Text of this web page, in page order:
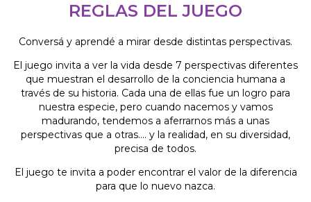
REGLAS DEL JUEGO
Conversá y aprendé a mirar desde distintas perspectivas.
El juego invita a ver la vida desde 7 perspectivas diferentes
que muestran el desarrollo de la conciencia humana a
través de su historia. Cada una de ellas fue un logro para
nuestra especie, pero cuando nacemos y vamos
madurando, tendemos a aferrarnos más a unas
perspectivas que a otras…. y la realidad, en su diversidad,
precisa de todos.
El juego te invita a poder encontrar el valor de la diferencia
para que lo nuevo nazca.